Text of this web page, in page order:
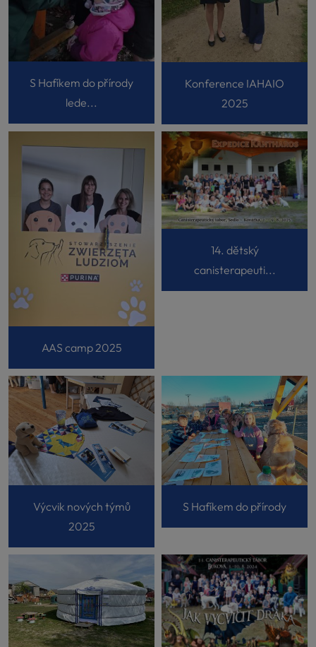
S Hafíkem do přírody
lede...
Konference IAHAIO
2025
AAS camp 2025
14. dětský
canisterapeuti...
Výcvik nových týmů
2025
S Hafíkem do přírody